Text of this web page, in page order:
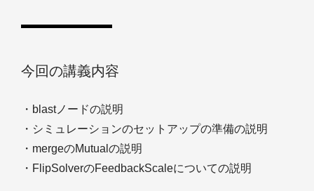
今回の講義内容
・blastノードの説明
・シミュレーションのセットアップの準備の説明
・mergeのMutualの説明
・FlipSolverのFeedbackScaleについての説明